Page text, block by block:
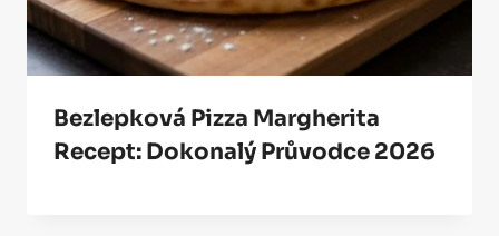
Bezlepková Pizza Margherita
Recept: Dokonalý Průvodce 2026